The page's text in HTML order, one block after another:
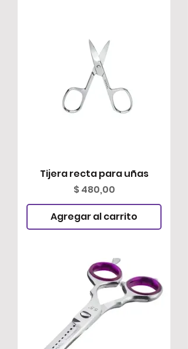
Tijera recta para uñas
Precio
$ 480,00
Agregar al carrito